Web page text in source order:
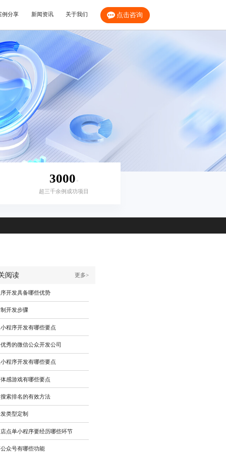
例分享 新闻资讯 关于我们 点击咨询
3000+
超三千余例成功项目
阅读 更多>
开发具备哪些优势
开发步骤
程序开发有哪些要点
秀的微信公众开发公司
程序开发有哪些要点
感游戏有哪些要点
索排名的有效方法
类型定制
点单小程序要经历哪些环节
众号有哪些功能